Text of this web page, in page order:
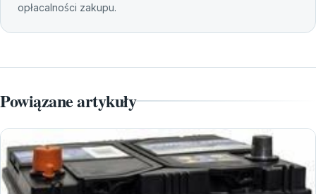
opłacalności zakupu.
Powiązane artykuły